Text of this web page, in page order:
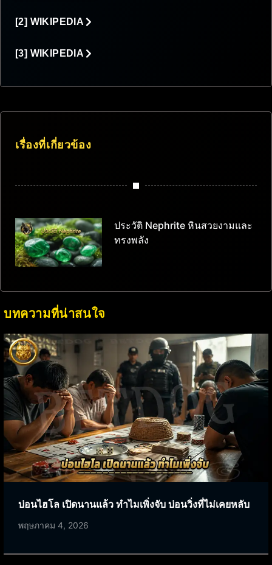
[2] WIKIPEDIA
[3] WIKIPEDIA
เรื่องที่เกี่ยวข้อง
ประวัติ Nephrite หินสวยงามและ
ทรงพลัง
บทความที่น่าสนใจ
บ่อนไฮโล เปิดนานแล้ว ทำไมเพิ่งจับ บ่อนวิ่งที่ไม่เคยหลับ
พฤษภาคม 4, 2026